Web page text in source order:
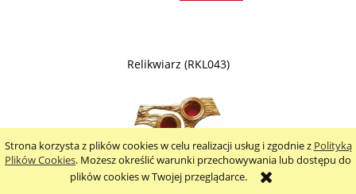
Strona korzysta z plików cookies w celu realizacji usług i zgodnie z Polityką
Plików Cookies. Możesz określić warunki przechowywania lub dostępu do
plików cookies w Twojej przeglądarce.
Relikwiarz (RKL043)